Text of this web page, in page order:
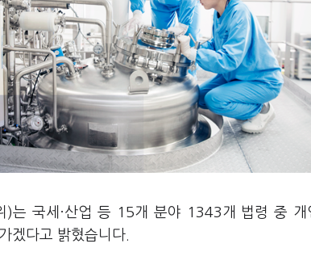
)는 국세·산업 등 15개 분야 1343개 법령 중 개
겠다고 밝혔습니다.